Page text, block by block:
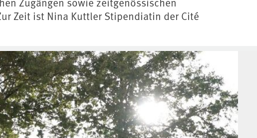
Zeit ist Nina Kuttler Stipendiatin der Cité